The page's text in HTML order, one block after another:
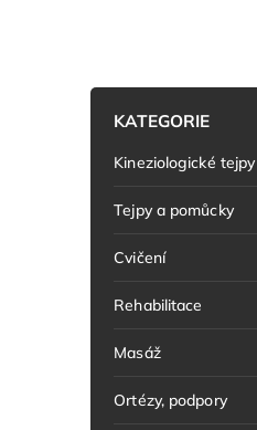
KATEGORIE
Kineziologické tejpy
Tejpy a pomůcky
Cvičení
Rehabilitace
Masáž
Ortézy, podpory